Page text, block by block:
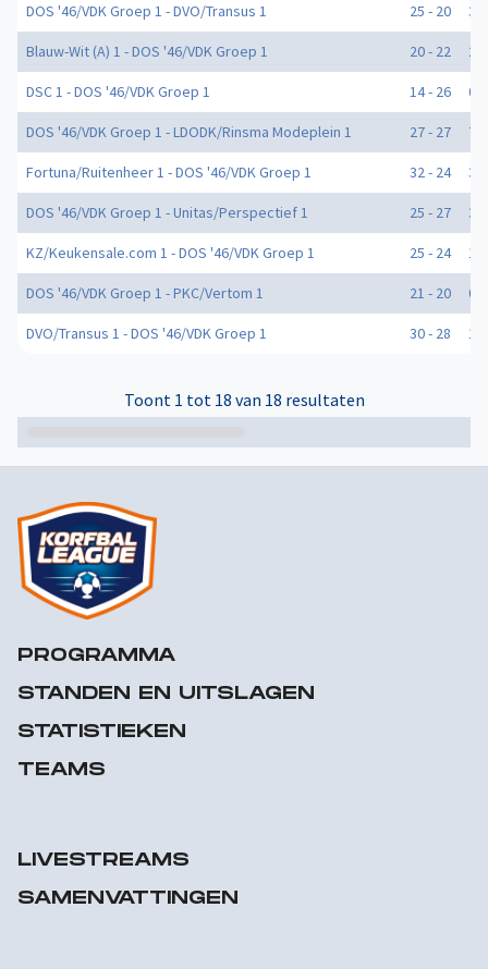
DOS '46/VDK Groep 1 - DVO/Transus 1 25 - 20 3
Blauw-Wit (A) 1 - DOS '46/VDK Groep 1 20 - 22 2
DSC 1 - DOS '46/VDK Groep 1 14 - 26 0
DOS '46/VDK Groep 1 - LDODK/Rinsma Modeplein 1 27 - 27 7
Fortuna/Ruitenheer 1 - DOS '46/VDK Groep 1 32 - 24 3
DOS '46/VDK Groep 1 - Unitas/Perspectief 1 25 - 27 3
KZ/Keukensale.com 1 - DOS '46/VDK Groep 1 25 - 24 1
DOS '46/VDK Groep 1 - PKC/Vertom 1 21 - 20 0
DVO/Transus 1 - DOS '46/VDK Groep 1 30 - 28 1
Toont 1 tot 18 van 18 resultaten
PROGRAMMA
STANDEN EN UITSLAGEN
STATISTIEKEN
TEAMS
LIVESTREAMS
SAMENVATTINGEN